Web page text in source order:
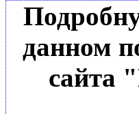
данном
сайта